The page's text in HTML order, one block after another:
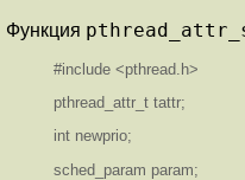
Функция
#include <pthread.h>
pthread_attr_t tattr;
int newprio;
sched_param param;